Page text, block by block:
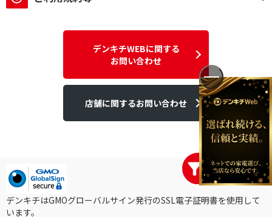
デンキチWEBに関する
お問い合わせ
店舗に関するお問い合わせ
デンキチはGMOグローバルサイン発行のSSL電子証明書を使用して
います。